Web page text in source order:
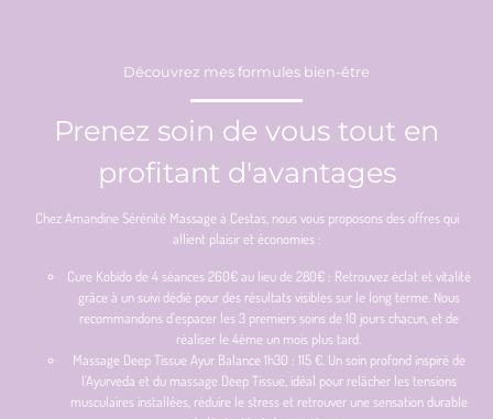
Découvrez mes formules bien-être
Prenez soin de vous tout en
profitant d'avantages
Chez Amandine Sérénité Massage à Cestas, nous vous proposons des offres qui
allient plaisir et économies :
Cure Kobido de 4 séances 260€ au lieu de 280€ : Retrouvez éclat et vitalité
grâce à un suivi dédié pour des résultats visibles sur le long terme. Nous
recommandons d’espacer les 3 premiers soins de 10 jours chacun, et de
réaliser le 4ème un mois plus tard.
Massage Deep Tissue Ayur Balance 1h30 : 115 €. Un soin profond inspiré de
l’Ayurveda et du massage Deep Tissue, idéal pour relâcher les tensions
musculaires installées, réduire le stress et retrouver une sensation durable